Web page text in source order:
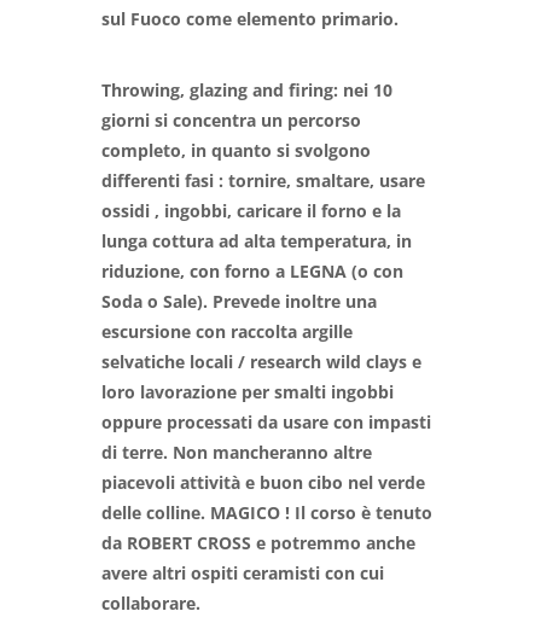
sul Fuoco come elemento primario.
Throwing, glazing and firing: nei 10
giorni si concentra un percorso
completo, in quanto si svolgono
differenti fasi : tornire, smaltare, usare
ossidi , ingobbi, caricare il forno e la
lunga cottura ad alta temperatura, in
riduzione, con forno a LEGNA (o con
Soda o Sale). Prevede inoltre una
escursione con raccolta argille
selvatiche locali / research wild clays e
loro lavorazione per smalti ingobbi
oppure processati da usare con impasti
di terre. Non mancheranno altre
piacevoli attività e buon cibo nel verde
delle colline. MAGICO ! Il corso è tenuto
da ROBERT CROSS e potremmo anche
avere altri ospiti ceramisti con cui
collaborare.